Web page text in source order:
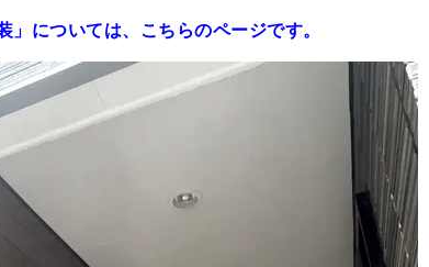
については、こちらのページです。